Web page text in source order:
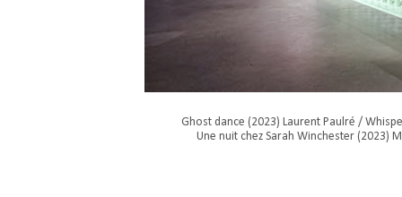
Ghost dance (2023) Laurent Paulré /
Une nuit chez Sarah Winchester (2023)